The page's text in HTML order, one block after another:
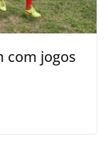
com jogos